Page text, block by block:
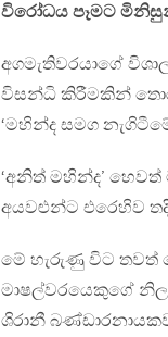
විරෝධය පෑමට
අගමැතිවරයාගේ
විසන්ධි කිරීමකින්
‘මහින්ද සමග
‘අනිත් මහින්ද’
අයවළුන්ට එරෙහිව
මේ හැරුණු විට තවත්
මාෂල්වරයෙකුගේ
ශිරානී